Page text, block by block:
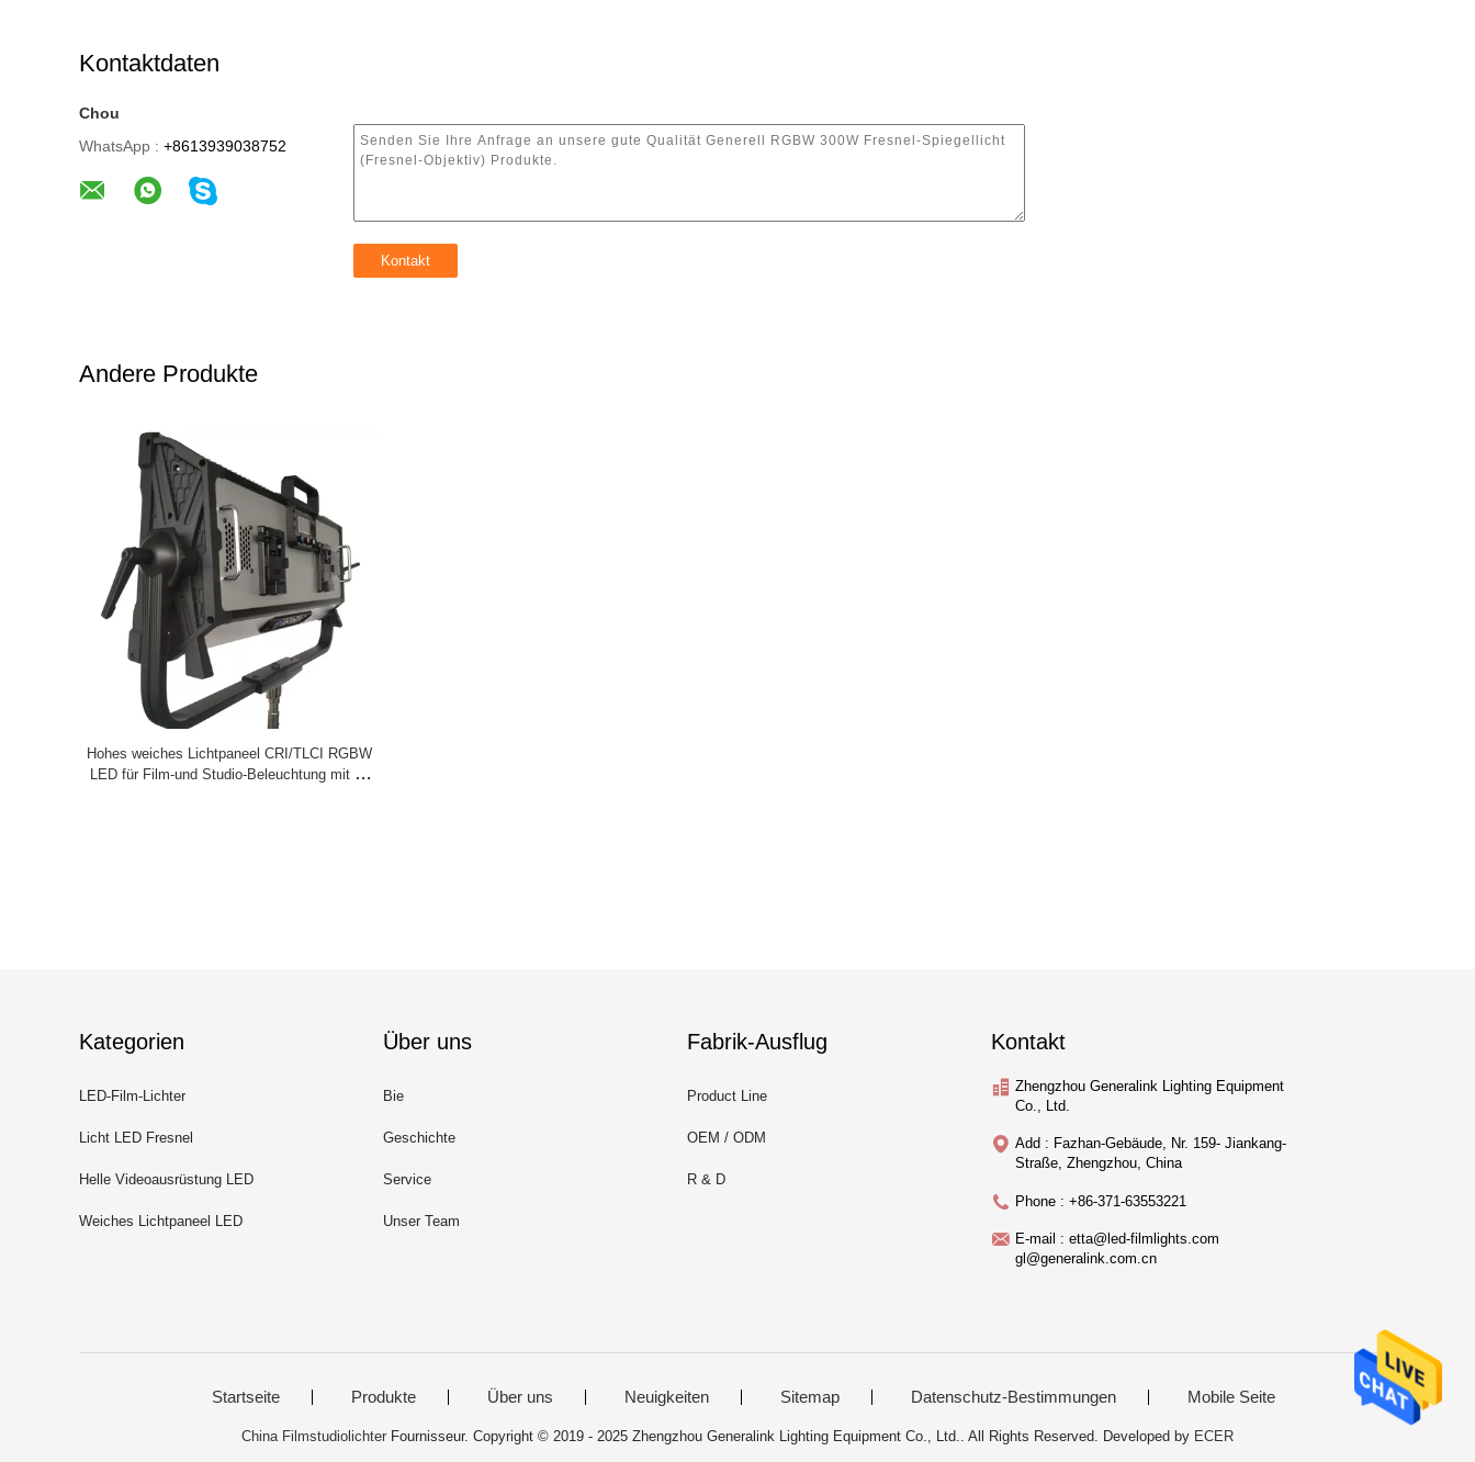
Kontaktdaten
Chou
WhatsApp : +8613939038752
Andere Produkte
Hohes weiches Lichtpaneel CRI/TLCI RGBW
LED für Film-und Studio-Beleuchtung mit V-
Kategorien
LED-Film-Lichter
Licht LED Fresnel
Helle Videoausrüstung LED
Weiches Lichtpaneel LED
Über uns
Bie
Geschichte
Service
Unser Team
Fabrik-Ausflug
Product Line
OEM / ODM
R & D
Kontakt
Zhengzhou Generalink Lighting Equipment
Co., Ltd.
Add : Fazhan-Gebäude, Nr. 159- Jiankang-
Straße, Zhengzhou, China
Phone : +86-371-63553221
E-mail : etta@led-filmlights.com
gl@generalink.com.cn
Startseite Produkte Über uns Neuigkeiten Sitemap Datenschutz-Bestimmungen Mobile Seite
China Filmstudiolichter Fournisseur. Copyright © 2019 - 2025 Zhengzhou Generalink Lighting Equipment Co., Ltd.. All Rights Reserved. Developed by ECER